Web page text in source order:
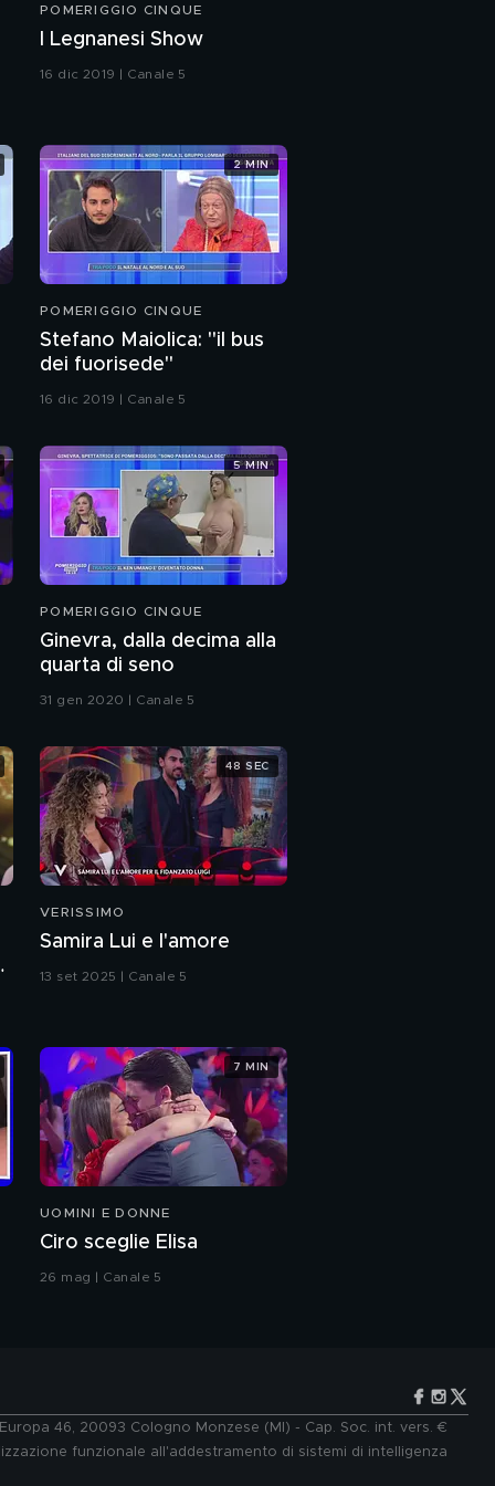
POMERIGGIO CINQUE
I Legnanesi Show
16 dic 2019 | Canale 5
POMERIGGIO CINQUE
Stefano Maiolica: "il bus
dei fuorisede"
16 dic 2019 | Canale 5
2 MIN
POMERIGGIO CINQUE
Ginevra, dalla decima alla
quarta di seno
31 gen 2020 | Canale 5
5 MIN
VERISSIMO
Samira Lui e l'amore
13 set 2025 | Canale 5
48 SEC
UOMINI E DONNE
Ciro sceglie Elisa
26 mag | Canale 5
7 MIN
46, 20093 Cologno Monzese (MI) - Cap. Soc. int. vers. €
funzionale all'addestramento di sistemi di intelligenza